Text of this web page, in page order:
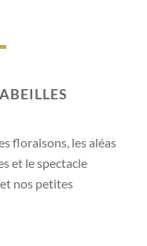
floraisons, les aléas
et le spectacle
nos petites